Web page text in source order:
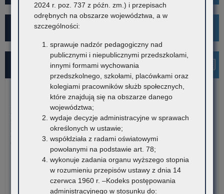
Kampania społeczna "Ustal z Babcią Hasło"
Najnowsze informacje
7 sierpnia 2026
Dane ostateczne – Rządowy program pomocy uczniom
niepełnosprawnym w formie dofinansowania zakupu
podręczników, materiałów edukacyjnych i materiałów
ćwiczeniowych (wyprawka szkolna)
W związku z harmonogramem realizacji Rządowego programu
pomocy uczniom niepełnosprawnym…
2024 r. poz. 737 z późn. zm.) i przepisach
odrębnych na obszarze województwa, a w
szczególności:
sprawuje nadzór pedagogiczny nad
publicznymi i niepublicznymi przedszkolami,
innymi formami wychowania
przedszkolnego, szkołami, placówkami oraz
kolegiami pracowników służb społecznych,
które znajdują się na obszarze danego
województwa;
wydaje decyzje administracyjne w sprawach
określonych w ustawie;
współdziała z radami oświatowymi
powołanymi na podstawie art. 78;
wykonuje zadania organu wyższego stopnia
w rozumieniu przepisów ustawy z dnia 14
czerwca 1960 r. –Kodeks postępowania
administracyjnego w stosunku do: